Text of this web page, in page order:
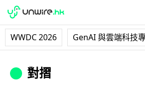
WWDC 2026 GenAI 與雲端科技
對摺